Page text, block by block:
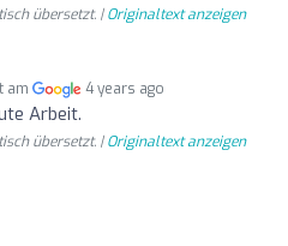
übersetzt. |Originaltext anzeigen
am 4 years ago
Arbeit.
übersetzt. |Originaltext anzeigen